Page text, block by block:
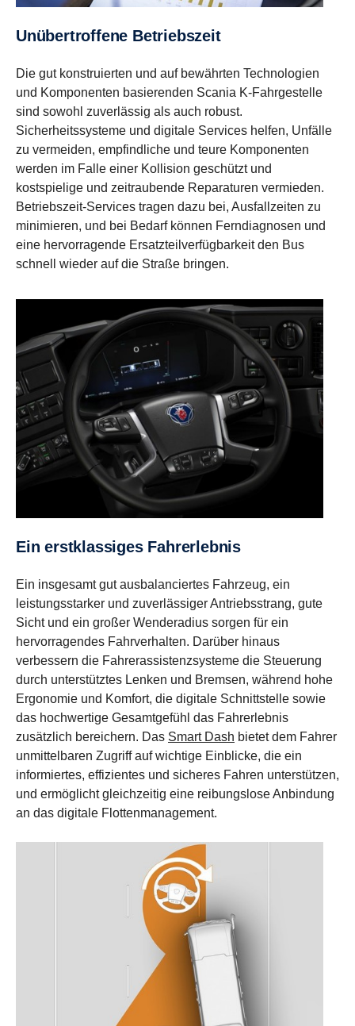
Unübertroffene Betriebszeit
Die gut konstruierten und auf bewährten Technologien
und Komponenten basierenden Scania K-Fahrgestelle
sind sowohl zuverlässig als auch robust.
Sicherheitssysteme und digitale Services helfen, Unfälle
zu vermeiden, empfindliche und teure Komponenten
werden im Falle einer Kollision geschützt und
kostspielige und zeitraubende Reparaturen vermieden.
Betriebszeit-Services tragen dazu bei, Ausfallzeiten zu
minimieren, und bei Bedarf können Ferndiagnosen und
eine hervorragende Ersatzteilverfügbarkeit den Bus
schnell wieder auf die Straße bringen.
Ein erstklassiges Fahrerlebnis
Ein insgesamt gut ausbalanciertes Fahrzeug, ein
leistungsstarker und zuverlässiger Antriebsstrang, gute
Sicht und ein großer Wenderadius sorgen für ein
hervorragendes Fahrverhalten. Darüber hinaus
verbessern die Fahrerassistenzsysteme die Steuerung
durch unterstütztes Lenken und Bremsen, während hohe
Ergonomie und Komfort, die digitale Schnittstelle sowie
das hochwertige Gesamtgefühl das Fahrerlebnis
zusätzlich bereichern. Das Smart Dash bietet dem Fahrer
unmittelbaren Zugriff auf wichtige Einblicke, die ein
informiertes, effizientes und sicheres Fahren unterstützen,
und ermöglicht gleichzeitig eine reibungslose Anbindung
an das digitale Flottenmanagement.